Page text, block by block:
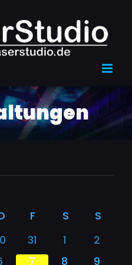
DONNERSTAG
FFREITAG
S SAMSTAG
S
Veranstaltungen
0
Veranstaltungen
31
01
0
2
0
7
0
8
0
9